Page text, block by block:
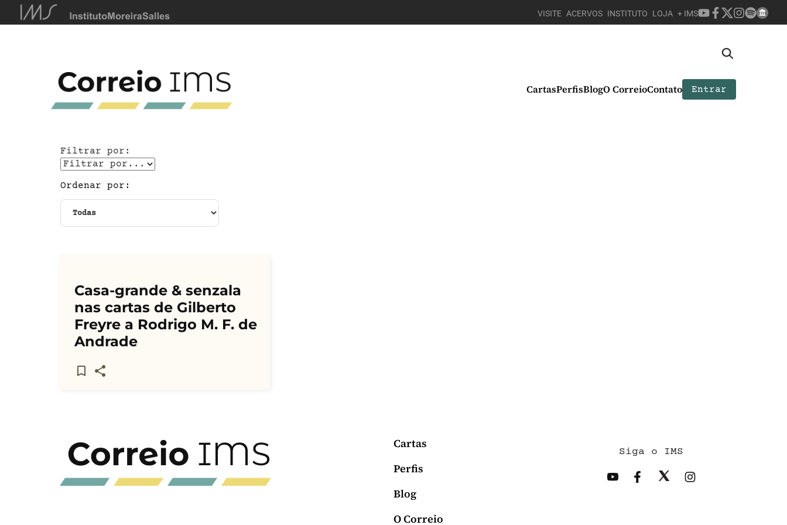
VISITE ACERVOS INSTITUTO LOJA + IMS
CartasPerfisBlogO CorreioContato Entrar
Filtrar por:
Ordenar por:
Casa-grande & senzala
nas cartas de Gilberto
Freyre a Rodrigo M. F. de
Andrade
Cartas
Perfis
Blog
O Correio
Siga o IMS